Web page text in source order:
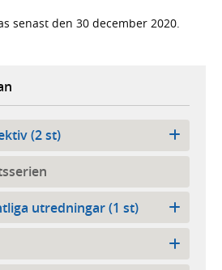
senast den 30 december 2020.
(2 st)
utredningar (1 st)